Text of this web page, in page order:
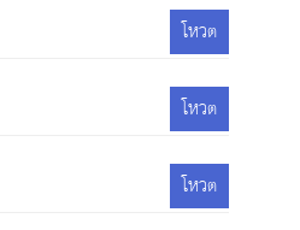
โหวต
โหวต
โหวต